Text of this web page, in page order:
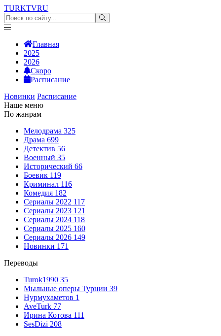
TURKTVRU
Главная
2025
2026
Скоро
Расписание
Новинки Расписание
Наше меню
По жанрам
Мелодрама 325
Драма 699
Детектив 56
Военный 35
Исторический 66
Боевик 119
Криминал 116
Комедия 182
Сериалы 2022 117
Сериалы 2023 121
Сериалы 2024 118
Сериалы 2025 160
Сериалы 2026 149
Новинки 171
Переводы
Turok1990 35
Мыльные оперы Турции 39
Нурмухаметов 1
AveTurk 77
Ирина Котова 111
SesDizi 208